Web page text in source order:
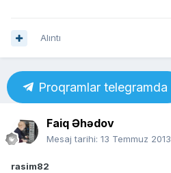
Alıntı
Proqramlar telegramda
Faiq Əhədov
Mesaj tarihi: 13 Temmuz 2013
rasim82